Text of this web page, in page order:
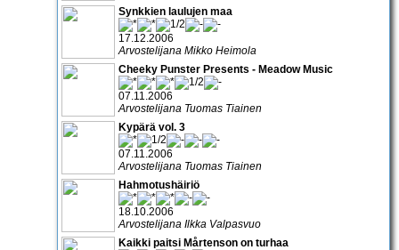
Synkkien laulujen maa
17.12.2006
Arvostelijana Mikko Heimola
Cheeky Punster Presents - Meadow Music
07.11.2006
Arvostelijana Tuomas Tiainen
Kypärä vol. 3
07.11.2006
Arvostelijana Tuomas Tiainen
Hahmotushäiriö
18.10.2006
Arvostelijana Ilkka Valpasvuo
Kaikki paitsi Mårtenson on turhaa